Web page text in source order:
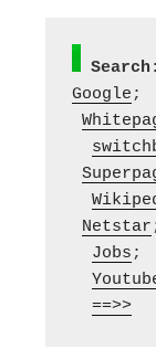
Search:
Google
Netstar
Jobs
==>>